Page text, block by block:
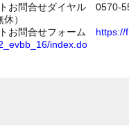
お問合せダイヤル 0570-
）
お問合せフォーム https://
index.do